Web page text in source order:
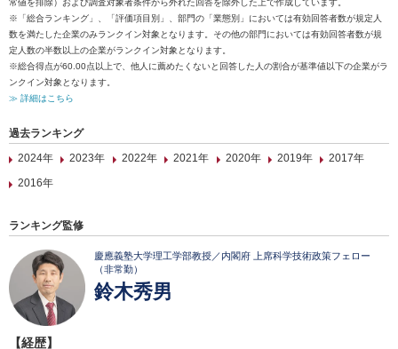
常値を排除）および調査対象者条件から外れた回答を除外した上で作成しています。
※「総合ランキング」、「評価項目別」、部門の「業態別」においては有効回答者数が規定人
数を満たした企業のみランクイン対象となります。その他の部門においては有効回答者数が規
定人数の半数以上の企業がランクイン対象となります。
※総合得点が60.00点以上で、他人に薦めたくないと回答した人の割合が基準値以下の企業がラ
ンクイン対象となります。
≫ 詳細はこちら
過去ランキング
2024年
2023年 2022年 2021年 2020年 2019年
2017年
2016年
ランキング監修
慶應義塾大学理工学部教授／内閣府 上席科学技術政策フェロー
（非常勤）
鈴木秀男
【経歴】